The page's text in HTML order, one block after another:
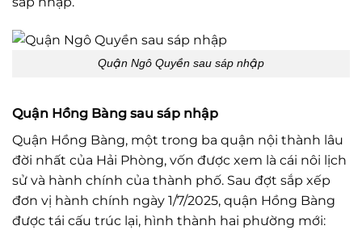
Quận Ngô Quyền sau sáp nhập
Quận Hồng Bàng sau sáp nhập
Quận Hồng Bàng, một trong ba quận nội thành lâu
đời nhất của Hải Phòng, vốn được xem là cái nôi lịch
sử và hành chính của thành phố. Sau đợt sắp xếp
đơn vị hành chính ngày 1/7/2025, quận Hồng Bàng
được tái cấu trúc lại, hình thành hai phường mới: